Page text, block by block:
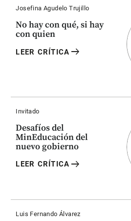
Josefina Agudelo Trujillo
No hay con qué, si hay
con quien
LEER CRÍTICA arrow_right_alt
Invitado
Desafíos del
MinEducación del
nuevo gobierno
LEER CRÍTICA arrow_right_alt
Luis Fernando Álvarez